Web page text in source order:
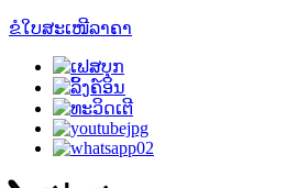
ຂໍໃບສະເໜີລາຄາ